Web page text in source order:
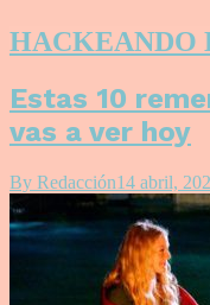
HACKEANDO
Estas 10
vas a ver hoy
By Redacción14 abril,